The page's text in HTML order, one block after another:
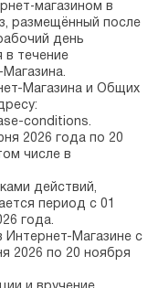
в
размещённый после
день
в течение
Магазина и Общих
conditions.
2026 года по 20
числе в
действий,
период с 01
года.
Магазине с
2026 по 20 ноября